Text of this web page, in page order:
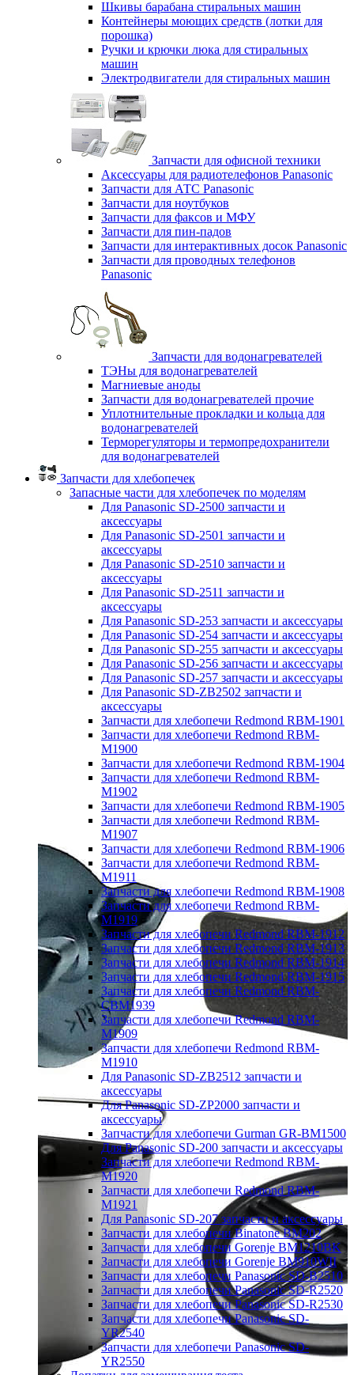
Шкивы барабана стиральных машин
Контейнеры моющих средств (лотки для
порошка)
Ручки и крючки люка для стиральных
машин
Электродвигатели для стиральных машин
Запчасти для офисной техники
Аксессуары для радиотелефонов Panasonic
Запчасти для АТС Panasonic
Запчасти для ноутбуков
Запчасти для факсов и МФУ
Запчасти для пин-падов
Запчасти для интерактивных досок Panasonic
Запчасти для проводных телефонов
Panasonic
Запчасти для водонагревателей
ТЭНы для водонагревателей
Магниевые аноды
Запчасти для водонагревателей прочие
Уплотнительные прокладки и кольца для
водонагревателей
Терморегуляторы и термопредохранители
для водонагревателей
Запчасти для хлебопечек
Запасные части для хлебопечек по моделям
Для Panasonic SD-2500 запчасти и
аксессуары
Для Panasonic SD-2501 запчасти и
аксессуары
Для Panasonic SD-2510 запчасти и
аксессуары
Для Panasonic SD-2511 запчасти и
аксессуары
Для Panasonic SD-253 запчасти и аксессуары
Для Panasonic SD-254 запчасти и аксессуары
Для Panasonic SD-255 запчасти и аксессуары
Для Panasonic SD-256 запчасти и аксессуары
Для Panasonic SD-257 запчасти и аксессуары
Для Panasonic SD-ZB2502 запчасти и
аксессуары
Запчасти для хлебопечи Redmond RBM-1901
Запчасти для хлебопечи Redmond RBM-
M1900
Запчасти для хлебопечи Redmond RBM-1904
Запчасти для хлебопечи Redmond RBM-
M1902
Запчасти для хлебопечи Redmond RBM-1905
Запчасти для хлебопечи Redmond RBM-
M1907
Запчасти для хлебопечи Redmond RBM-1906
Запчасти для хлебопечи Redmond RBM-
M1911
Запчасти для хлебопечи Redmond RBM-1908
Запчасти для хлебопечи Redmond RBM-
M1919
Запчасти для хлебопечи Redmond RBM-1912
Запчасти для хлебопечи Redmond RBM-1913
Запчасти для хлебопечи Redmond RBM-1914
Запчасти для хлебопечи Redmond RBM-1915
Запчасти для хлебопечи Redmond RBM-
CBM1939
Запчасти для хлебопечи Redmond RBM-
M1909
Запчасти для хлебопечи Redmond RBM-
M1910
Для Panasonic SD-ZB2512 запчасти и
аксессуары
Для Panasonic SD-ZP2000 запчасти и
аксессуары
Запчасти для хлебопечи Gurman GR-BM1500
Для Panasonic SD-200 запчасти и аксессуары
Запчасти для хлебопечи Redmond RBM-
M1920
Запчасти для хлебопечи Redmond RBM-
M1921
Для Panasonic SD-207 запчасти и аксессуары
Запчасти для хлебопечи Binatone BM202
Запчасти для хлебопечи Gorenje BM1210BK
Запчасти для хлебопечи Gorenje BM910WII
Запчасти для хлебопечи Panasonic SD-B2510
Запчасти для хлебопечи Panasonic SD-R2520
Запчасти для хлебопечи Panasonic SD-R2530
Запчасти для хлебопечи Panasonic SD-
YR2540
Запчасти для хлебопечи Panasonic SD-
YR2550